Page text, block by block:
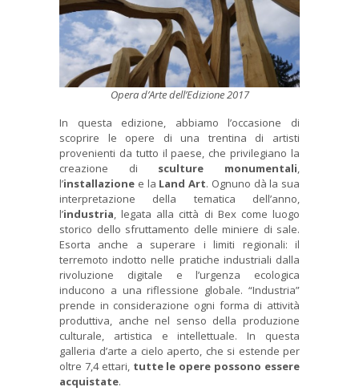
Opera d’Arte dell’Edizione 2017
In questa edizione, abbiamo l’occasione di
scoprire le opere di una trentina di artisti
provenienti da tutto il paese, che privilegiano la
creazione di sculture monumentali,
l’installazione e la Land Art. Ognuno dà la sua
interpretazione della tematica dell’anno,
l’industria, legata alla città di Bex come luogo
storico dello sfruttamento delle miniere di sale.
Esorta anche a superare i limiti regionali: il
terremoto indotto nelle pratiche industriali dalla
rivoluzione digitale e l’urgenza ecologica
inducono a una riflessione globale. “Industria”
prende in considerazione ogni forma di attività
produttiva, anche nel senso della produzione
culturale, artistica e intellettuale. In questa
galleria d’arte a cielo aperto, che si estende per
oltre 7,4 ettari, tutte le opere possono essere
acquistate.